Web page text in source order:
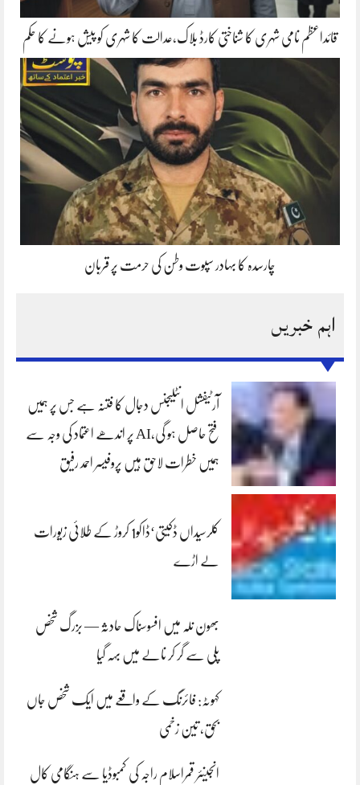
قائداعظم نامی شہری کا شناختی کارڈ بلاک،عدالت کا شہری کو پیش ہونے کا حکم
چارسدہ کا بہادر سپوت وطن کی حرمت پر قربان
اہم خبریں
آرٹیفشل انٹلیجنس دجال کا فتنہ ہے جس پر ہمیں
فتح حاصل ہو گی،AI پر اندھے اعتماد کی وجہ سے
ہمیں خطرات لاحق ہیں پروفیسر احمد رفیق
کلرسیداں ڈکیتی‘ڈاکو1 کروڑ کے طلائی زیورات
لے اڑے
بھون نلہ میں افسوسناک حادثہ — بزرگ شخص
پلی سے گر کر نالے میں بہہ گیا
کہوٹہ: فائرنگ کے واقعے میں ایک شخص جاں
بحق، تین زخمی
انجینئر قمراسلام راجہ کی کمبوڈیا سے ہنگامی کال